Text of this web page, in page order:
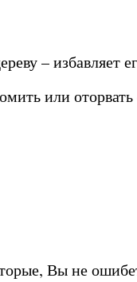
– избавляет
или
Вы не